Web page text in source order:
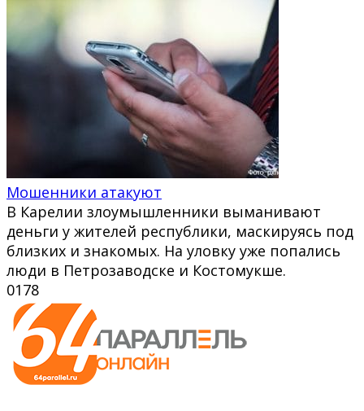
Мошенники атакуют
В Карелии злоумышленники выманивают
деньги у жителей республики, маскируясь под
близких и знакомых. На уловку уже попались
люди в Петрозаводске и Костомукше.
0178